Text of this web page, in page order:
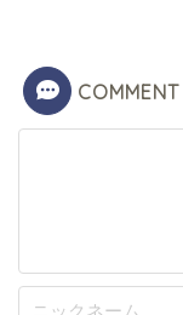
COMMENT